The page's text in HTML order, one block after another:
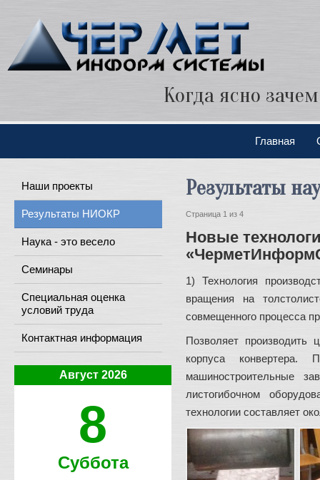
Когда ясно
Главная
Наши проекты
Результаты НИОКР
Наука - это весело
Семинары
Специальная оценка
условий труда
Контактная информация
Август 2026
8
Суббота
Результаты
Страница 1 из 4
Новые
1) Технология
вращения на
совмещенного процесса
Позволяет производить
корпуса конвертера.
машиностроительные
листогибочном
технологии составляет